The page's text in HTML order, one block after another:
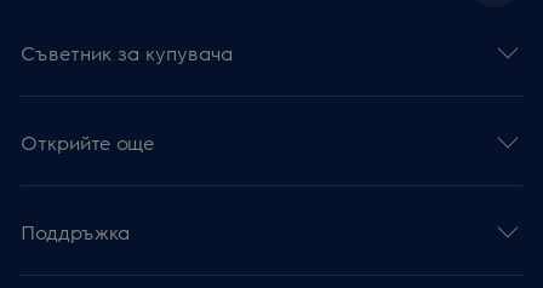
Съветник за купувача
Открийте още
Поддръжка